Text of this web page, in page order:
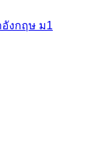
งกฤษ ม1